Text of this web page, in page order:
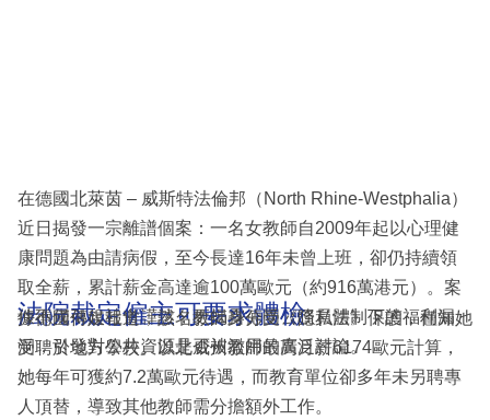
區
在德國北萊茵 – 威斯特法倫邦（North Rhine-Westphalia）
近日揭發一宗離譜個案：一名女教師自2009年起以心理健
康問題為由請病假，至今長達16年未曾上班，卻仍持續領
取全薪，累計薪金高達逾100萬歐元（約916萬港元）。案
件不僅引起社會譁然，更揭露德國公務員體制下的福利漏
洞，引發對公共資源是否被濫用的廣泛討論。
法院裁定僱主可要求體檢
據德國傳媒報道，該名教師身分受《隱私法》保護，僅知她
受聘於地方學校。以北威州教師最高月薪6174歐元計算，
她每年可獲約7.2萬歐元待遇，而教育單位卻多年未另聘專
人頂替，導致其他教師需分擔額外工作。